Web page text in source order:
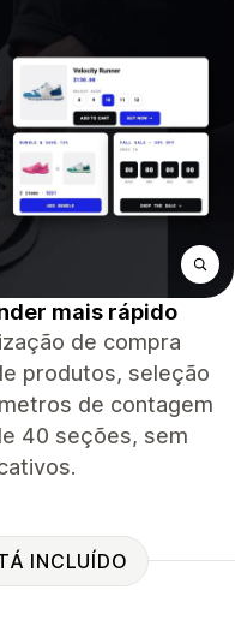
mais rápido
de compra
produtos, seleção
de contagem
40 seções, sem
INCLUÍDO